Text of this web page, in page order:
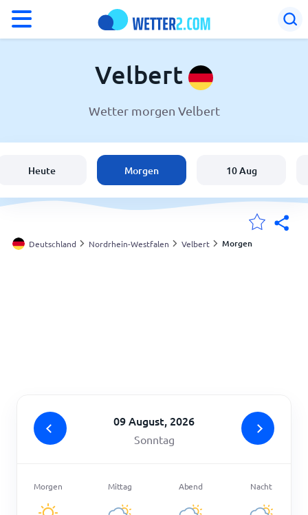
Wetter in Velbert
Schweiz
Österreich
Velbert
Wetter morgen Velbert
Heute Morgen 10 Aug
Deutschland Nordrhein-Westfalen Velbert Morgen
09 August, 2026
Sonntag
Morgen Mittag Abend Nacht